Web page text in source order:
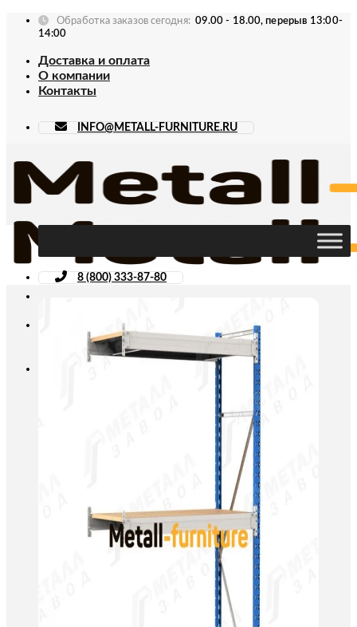
Skip
Обработка заказов сегодня: 09.00 - 18.00, перерыв 13:00-
14:00
Доставка и оплата
О компании
Контакты
INFO@METALL-FURNITURE.RU
8 (800) 333-87-80